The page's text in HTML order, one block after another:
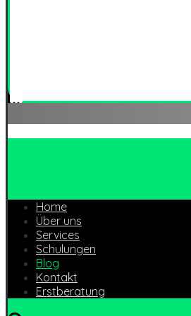
Home
Über uns
Services
Schulungen
Blog
Kontakt
Erstberatung